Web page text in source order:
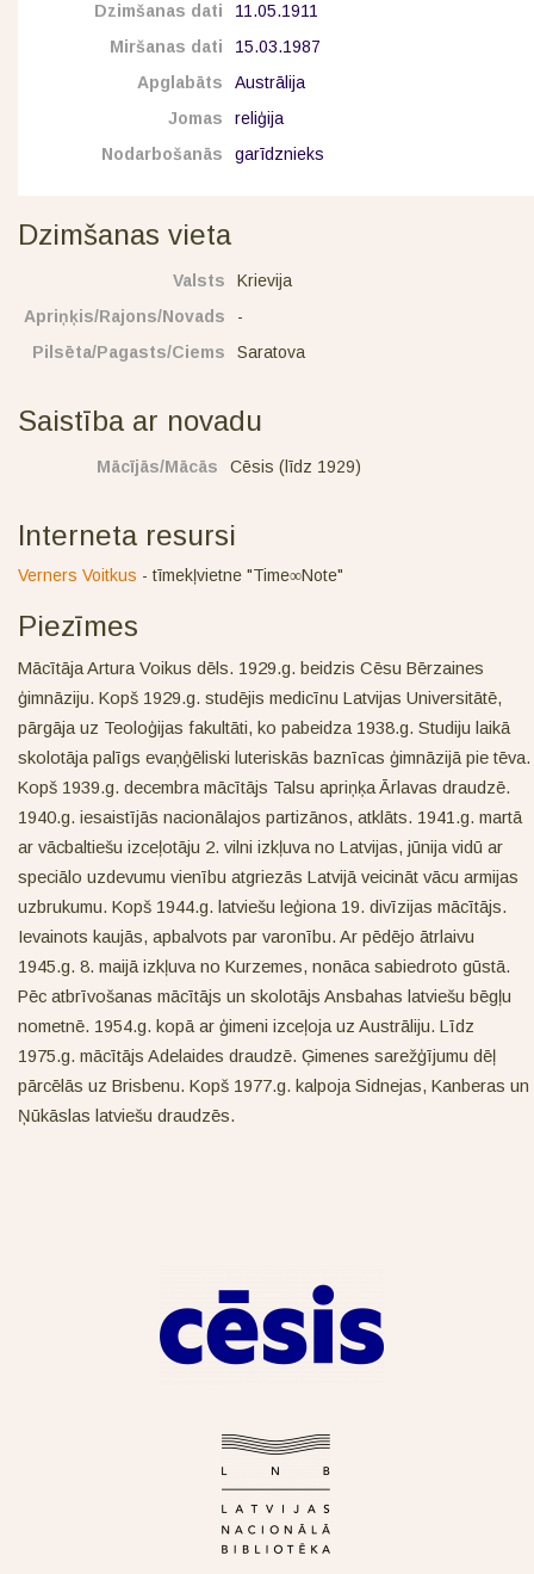
Dzimšanas dati
11.05.1911
Miršanas dati
15.03.1987
Apglabāts
Austrālija
Jomas
reliģija
Nodarbošanās
garīdznieks
Dzimšanas vieta
Valsts
Krievija
Apriņķis/Rajons/Novads
-
Pilsēta/Pagasts/Ciems
Saratova
Saistība ar novadu
Mācījās/Mācās Cēsis (līdz 1929)
Interneta resursi
Verners Voitkus - tīmekļvietne "Time∞Note"
Piezīmes
Mācītāja Artura Voikus dēls. 1929.g. beidzis Cēsu Bērzaines
ģimnāziju. Kopš 1929.g. studējis medicīnu Latvijas Universitātē,
pārgāja uz Teoloģijas fakultāti, ko pabeidza 1938.g. Studiju laikā
skolotāja palīgs evaņģēliski luteriskās baznīcas ģimnāzijā pie tēva.
Kopš 1939.g. decembra mācītājs Talsu apriņķa Ārlavas draudzē.
1940.g. iesaistījās nacionālajos partizānos, atklāts. 1941.g. martā
ar vācbaltiešu izceļotāju 2. vilni izkļuva no Latvijas, jūnija vidū ar
speciālo uzdevumu vienību atgriezās Latvijā veicināt vācu armijas
uzbrukumu. Kopš 1944.g. latviešu leģiona 19. divīzijas mācītājs.
Ievainots kaujās, apbalvots par varonību. Ar pēdējo ātrlaivu
1945.g. 8. maijā izkļuva no Kurzemes, nonāca sabiedroto gūstā.
Pēc atbrīvošanas mācītājs un skolotājs Ansbahas latviešu bēgļu
nometnē. 1954.g. kopā ar ģimeni izceļoja uz Austrāliju. Līdz
1975.g. mācītājs Adelaides draudzē. Ģimenes sarežģījumu dēļ
pārcēlās uz Brisbenu. Kopš 1977.g. kalpoja Sidnejas, Kanberas un
Ņūkāslas latviešu draudzēs.